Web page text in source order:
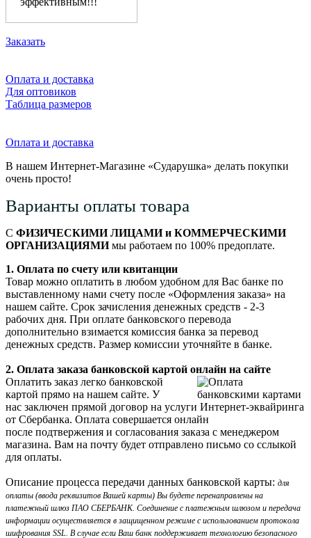
Заказать
Оплата и доставка
Для оптовиков
Таблица размеров
Оплата и доставка
В нашем Интернет-Магазине «Сударушка» делать покупки
очень просто!
Варианты оплаты товара
С ФИЗИЧЕСКИМИ ЛИЦАМИ и КОММЕРЧЕСКИМИ
ОРГАНИЗАЦИЯМИмы работаем по 100% предоплате.
1. Оплата по счету или квитанции
Товар можно оплатить в любом удобном для Вас банке по
выставленному нами счету после «Оформления заказа» на
нашем сайте. Срок зачисления денежных средств - 2-3
рабочих дня. При оплате банковского перевода
дополнительно взимается комиссия банка за перевод
денежных средств. Размер комиссии уточняйте в банке.
2. Оплата заказа банковской картой онлайн на сайте
Оплатить заказ легко банковской
картой прямо на нашем сайте. У
нас заключен прямой договор на услуги Интернет-эквайринга
от Сбербанка. Оплата совершается онлайн
после подтвержения и согласования заказа с менеджером
магазина. Вам на почту будет отправлено письмо со сслыкой
для оплаты.
Описание процесса передачи данных банковской карты: для
оплаты (ввода реквизитов Вашей карты) Вы будете перенаправлены на
платежный шлюз ПАО СБЕРБАНК. Соединение с платежным шлюзом и передача
информации осуществляется в защищенном режиме с использованием протокола
шифрования SSL. В случае если Ваш банк поддерживает технологию безопасного